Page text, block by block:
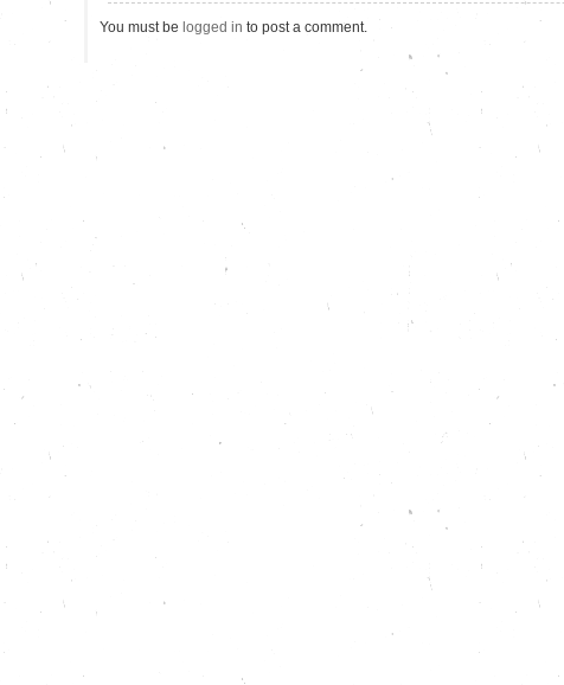
You must be logged in to post a comment.